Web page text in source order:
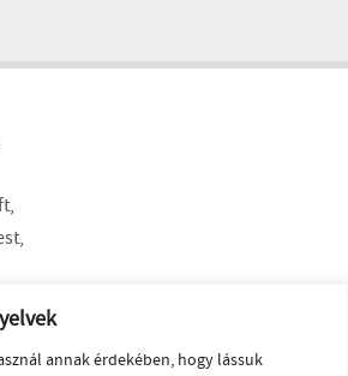
annak érdekében, hogy lássuk